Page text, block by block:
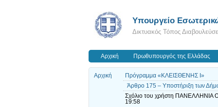
Υπουργείο
Δικτυακός Τόπος
Αρχική Πρωθυπουργός της Ελλάδας
Αρχική
Πρόγραμμα «ΚΛΕΙΣΘΕΝΗΣ Ι»
Άρθρο 175 – Υποστήριξη των
Σχόλιο του χρήστη
19:58